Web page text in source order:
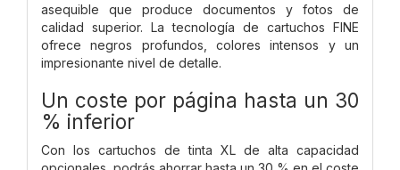
asequible que produce documentos y fotos de
calidad superior. La tecnología de cartuchos FINE
ofrece negros profundos, colores intensos y un
impresionante nivel de detalle.
Un coste por página hasta un 30
% inferior
Con los cartuchos de tinta XL de alta capacidad